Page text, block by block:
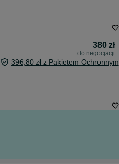
380 zł
do negocjacji
396,80 zł z Pakietem Ochronnym